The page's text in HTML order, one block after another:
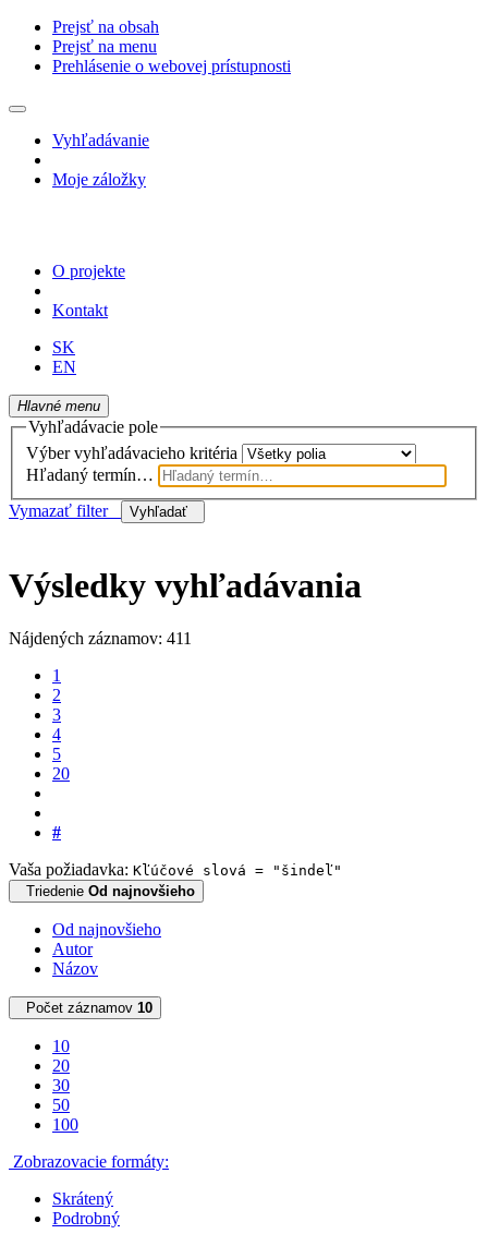
Prejsť na obsah
Prejsť na menu
Prehlásenie o webovej prístupnosti
Vyhľadávanie
Moje záložky
O projekte
Kontakt
SK
EN
Hlavné menu
Vyhľadávacie pole
Výber vyhľadávacieho kritéria
Hľadaný termín…
Vymazať filter
Vyhľadať
Výsledky vyhľadávania
Nájdených záznamov: 411
1
2
3
4
5
20
#
Vaša požiadavka: Kľúčové slová = "šindeľ"
Triedenie Od najnovšieho
Od najnovšieho
Autor
Názov
Počet záznamov 10
10
20
30
50
100
Zobrazovacie formáty:
Skrátený
Podrobný